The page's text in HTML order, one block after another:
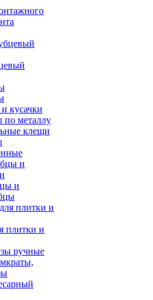
кусачки
металлу
клещи
и
и
плитки и
ручные